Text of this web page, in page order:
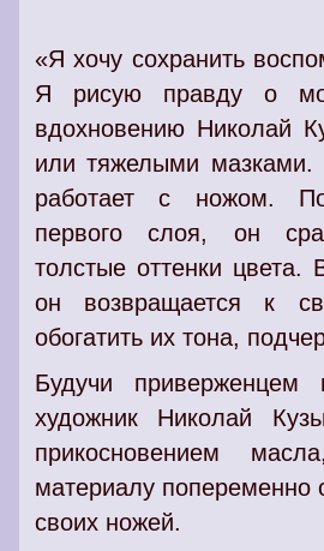
«Я хочу сохранить
Я рисую правду о
вдохновению Николай
или тяжелыми
работает с ножом.
первого слоя, он
толстые оттенки цвета.
он возвращается к
обогатить их тона,
Будучи приверженцем
художник Николай
прикосновением
материалу попеременно
своих ножей.